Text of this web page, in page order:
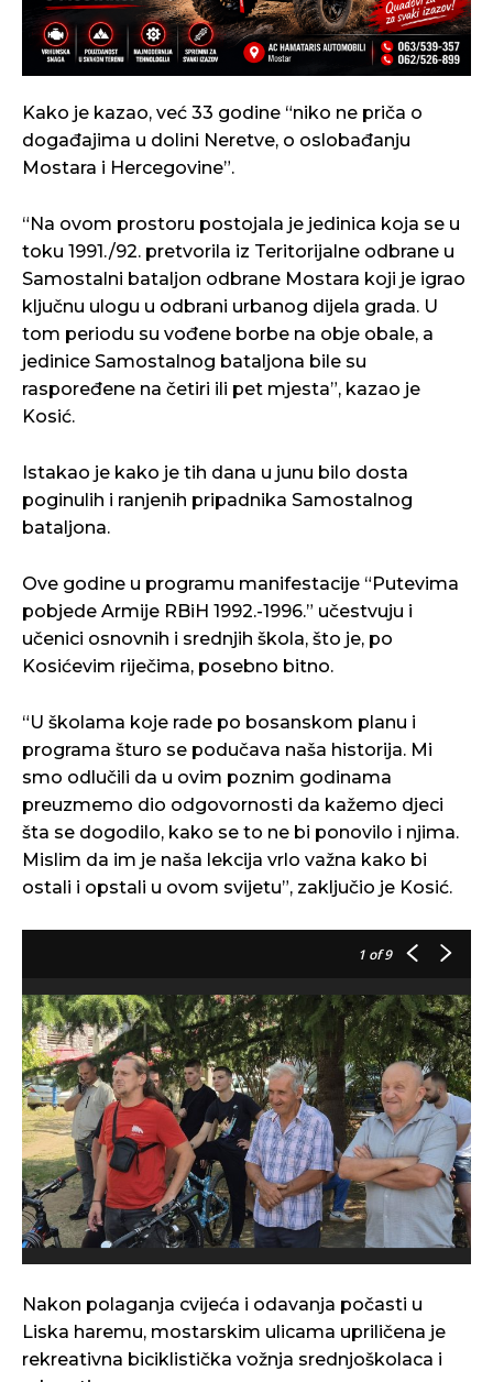
Kako je kazao, već 33 godine “niko ne priča o
događajima u dolini Neretve, o oslobađanju
Mostara i Hercegovine”.
“Na ovom prostoru postojala je jedinica koja se u
toku 1991./92. pretvorila iz Teritorijalne odbrane u
Samostalni bataljon odbrane Mostara koji je igrao
ključnu ulogu u odbrani urbanog dijela grada. U
tom periodu su vođene borbe na obje obale, a
jedinice Samostalnog bataljona bile su
raspoređene na četiri ili pet mjesta”, kazao je
Kosić.
Istakao je kako je tih dana u junu bilo dosta
poginulih i ranjenih pripadnika Samostalnog
bataljona.
Ove godine u programu manifestacije “Putevima
pobjede Armije RBiH 1992.-1996.” učestvuju i
učenici osnovnih i srednjih škola, što je, po
Kosićevim riječima, posebno bitno.
“U školama koje rade po bosanskom planu i
programa šturo se podučava naša historija. Mi
smo odlučili da u ovim poznim godinama
preuzmemo dio odgovornosti da kažemo djeci
šta se dogodilo, kako se to ne bi ponovilo i njima.
Mislim da im je naša lekcija vrlo važna kako bi
ostali i opstali u ovom svijetu”, zaključio je Kosić.
1 of 9
Nakon polaganja cvijeća i odavanja počasti u
Liska haremu, mostarskim ulicama upriličena je
rekreativna biciklistička vožnja srednjoškolaca i